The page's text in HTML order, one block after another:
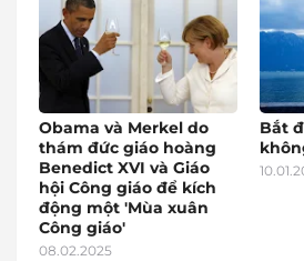
Obama và Merkel do
thám đức giáo hoàng
Benedict XVI và Giáo
hội Công giáo để kích
động một 'Mùa xuân
Công giáo'
08.02.2025
Bắt